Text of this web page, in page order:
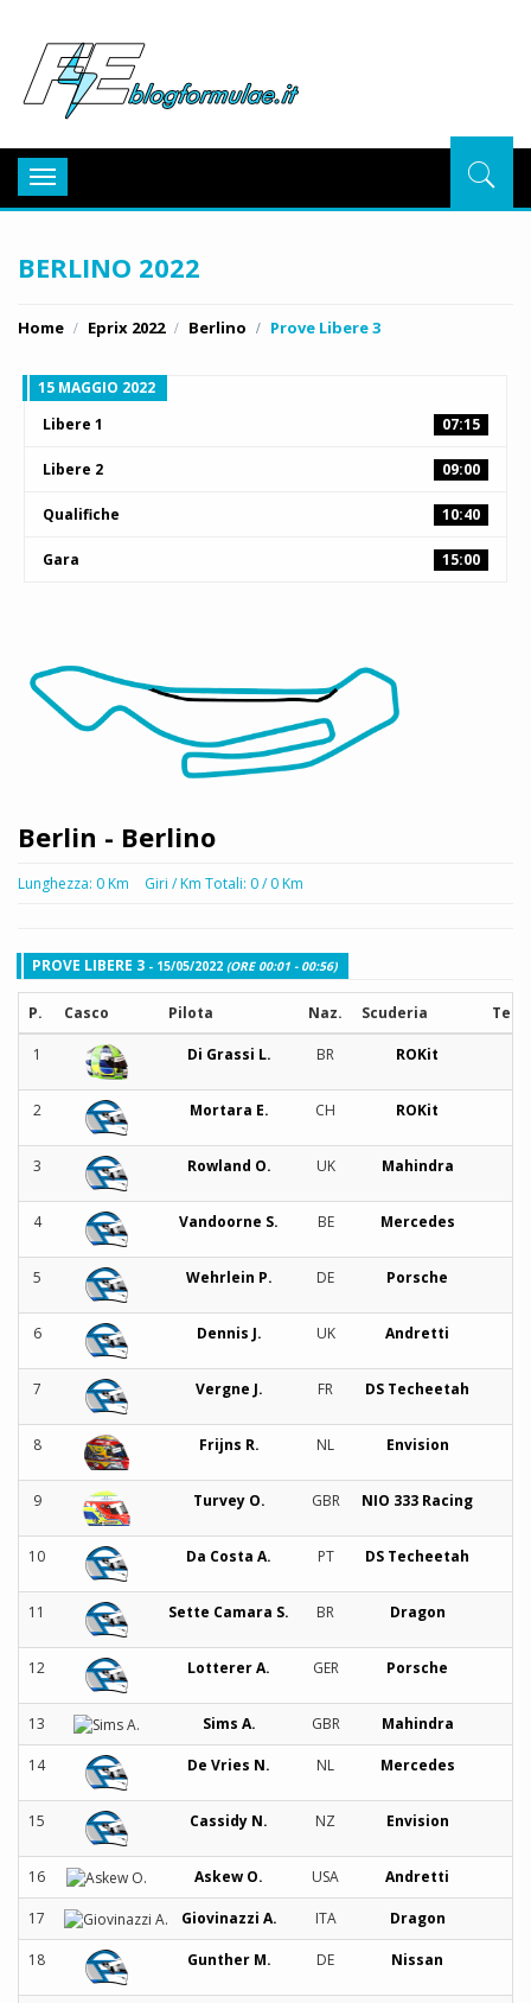
Toggle
navigation
BERLINO 2022
Home Eprix 2022 Berlino Prove Libere 3
15 MAGGIO 2022
Libere 1
07:15
Libere 2 09:00
Qualifiche 10:40
Gara 15:00
Berlin - Berlino
Lunghezza: 0 Km Giri / Km Totali: 0 / 0 Km
PROVE LIBERE 3 - 15/05/2022 (ORE 00:01 - 00:56)
P. Casco Pilota Naz. Scuderia
1 Di Grassi L. BR ROKit
2 Mortara E. CH ROKit
3 Rowland O. UK Mahindra
4 Vandoorne S. BE Mercedes
5 Wehrlein P. DE Porsche
6 Dennis J. UK Andretti
7 Vergne J. FR DS Techeetah
8 Frijns R. NL Envision
9 Turvey O. GBR NIO 333 Racing
10 Da Costa A. PT DS Techeetah
11 Sette Camara S. BR Dragon
12 Lotterer A. GER Porsche
13 Sims A. GBR Mahindra
14 De Vries N. NL Mercedes
15 Cassidy N. NZ Envision
16 Askew O. USA Andretti
17 Giovinazzi A. ITA Dragon
18 Gunther M. DE Nissan